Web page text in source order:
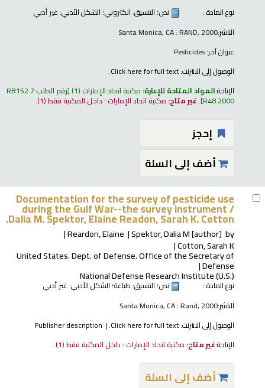
نوع المادة :
نص؛ التنسيق: الكتروني؛ الشكل الأدبي: غير أدبي
الناشر:Santa Monica, CA : RAND, 2000
عنوان آخر:Pesticides
الوصول إلى الانترنت:Click here for full text.
الإتاحة:المواد المتاحة للإعارة: مكتبة اتحاد الإمارات (1) رقم الطلب:RB152.7
R48 2000
.غير متاح: مكتبة اتحاد الإمارات : داخل المكتبة فقط(1).
إحجز
أضف إلى السلة
Documentation for the survey of pesticide use
during the Gulf War--the survey instrument /
Dalia M. Spektor, Elaine Readon, Sarah K. Cotton.
by
Spektor, Dalia M[author]
Reardon, Elaine
Cotton, Sarah K
United States. Dept. of Defense. Office of the Secretary of
Defense
National Defense Research Institute (U.S.)
نوع المادة : نص؛ التنسيق: طباعة؛ الشكل الأدبي: غير أدبي
الناشر:Santa Monica, CA : Rand, 2000
الوصول إلى الانترنت:Click here for full text.
Publisher description
الإتاحة:غير متاح: مكتبة اتحاد الإمارات : داخل المكتبة فقط(1).
أضف إلى السلة